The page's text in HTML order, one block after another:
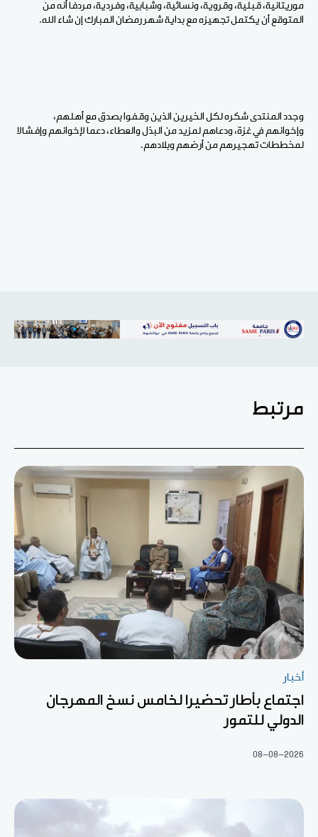
موريتانية، قبلية، وقروية، ونسائية، وشبابية، وفردية، مردفا أنه من
المتوقع أن يكتمل تجهيزه مع بداية شهر رمضان المبارك إن شاء الله.
وجدد المنتدى شكره لكل الخيرين الذين وقفوا بصدق مع أهلهم،
وإخوانهم في غزة، ودعاهم لمزيد من البذل والعطاء، دعما لإخوانهم وإفشالا
لمخططات تهجيرهم من أرضهم وبلادهم.
مرتبط
أخبار
اجتماع بأطار تحضيرا لخامس نسخ المهرجان
الدولي للتمور
08-08-2026